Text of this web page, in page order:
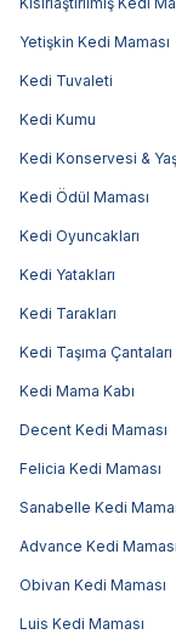
Yetişkin Kedi Maması
Kedi Tuvaleti
Kedi Kumu
Kedi Konservesi &
Kedi Ödül Maması
Kedi Oyuncakları
Kedi Yatakları
Kedi Tarakları
Kedi Taşıma Çantaları
Kedi Mama Kabı
Decent Kedi Maması
Felicia Kedi Maması
Sanabelle Kedi
Advance Kedi Maması
Obivan Kedi Maması
Luis Kedi Maması